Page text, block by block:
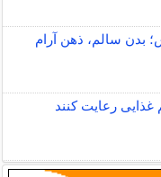
بدن سالم، ذهن آرام
غذایی رعایت کنند